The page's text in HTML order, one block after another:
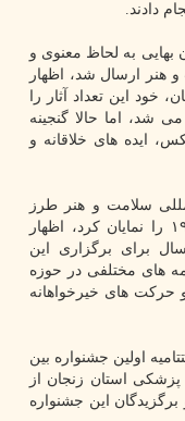
دادند.
بهایی به لحاظ معنوی و
هنر ارسال شد، اظهار
خود این تعداد آثار را
شد، اما حالا گنجینه
ایده های خلاقانه و
سلامت و هنر طرز
تفکر کشورهای مختلف در مورد کووید - ۱۹ را نمایان کرد، اظهار
طی یک سال برای برگزاری این
های مختلفی در حوزه
حرکت های خیرخواهانه
اولین جشنواره بین
استان زنجان از
این جشنواره